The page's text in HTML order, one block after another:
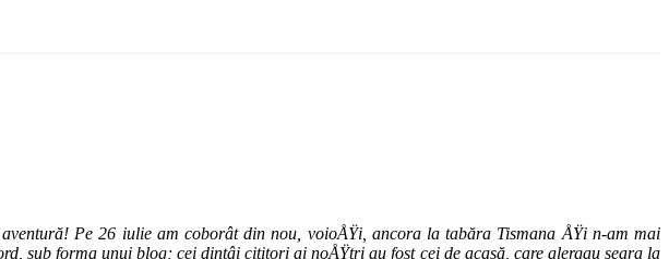
Pe 26 iulie am coborât din nou, voioÅŸi, ancora la tabăra Tismana ÅŸi n-am mai
sub forma unui blog; cei dintâi cititori ai noÅŸtri au fost cei de acasă, care alergau seara la